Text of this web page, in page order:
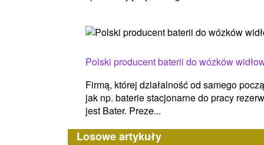
Polski producent baterii do wózków
Firmą, której działalność od samego
jak np. baterie stacjonarne do pracy
jest Bater. Preze...
Losowe artykuły